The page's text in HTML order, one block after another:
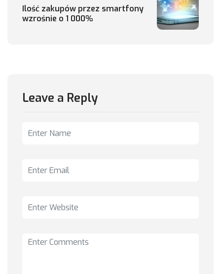
Ilość zakupów przez smartfony
wzrośnie o 1 000%
Leave a Reply